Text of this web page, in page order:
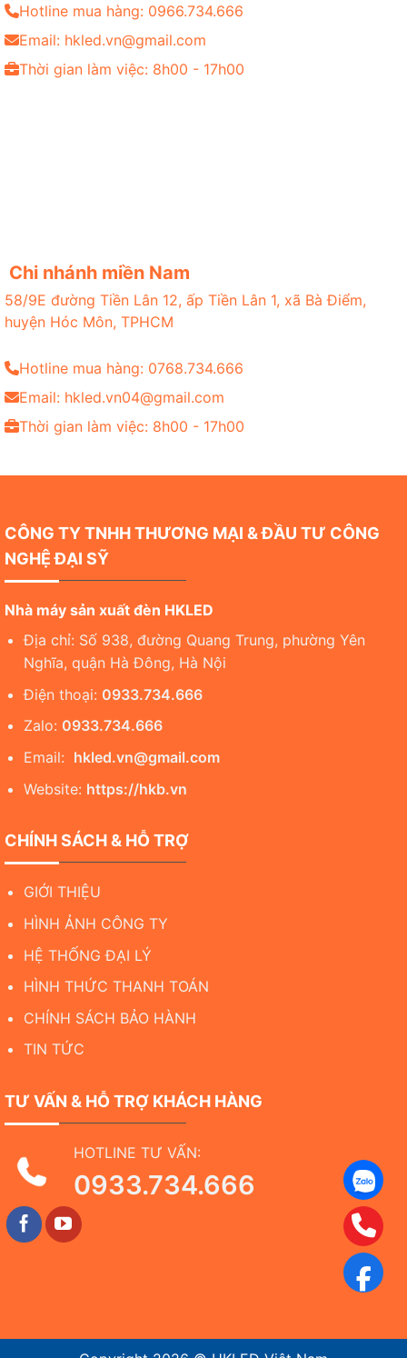
Hotline mua hàng: 0966.734.666
Email: hkled.vn@gmail.com
Thời gian làm việc: 8h00 - 17h00
Chi nhánh miền Nam
58/9E đường Tiền Lân 12, ấp Tiền Lân 1, xã Bà Điểm,
huyện Hóc Môn, TPHCM
Hotline mua hàng: 0768.734.666
Email: hkled.vn04@gmail.com
Thời gian làm việc: 8h00 - 17h00
CÔNG TY TNHH THƯƠNG MẠI & ĐẦU TƯ CÔNG
NGHỆ ĐẠI SỸ
Nhà máy sản xuất đèn HKLED
Địa chỉ: Số 938, đường Quang Trung, phường Yên
Nghĩa, quận Hà Đông, Hà Nội
Điện thoại: 0933.734.666
Zalo: 0933.734.666
Email: hkled.vn@gmail.com
Website: https://hkb.vn
CHÍNH SÁCH & HỖ TRỢ
GIỚI THIỆU
HÌNH ẢNH CÔNG TY
HỆ THỐNG ĐẠI LÝ
HÌNH THỨC THANH TOÁN
CHÍNH SÁCH BẢO HÀNH
TIN TỨC
TƯ VẤN & HỖ TRỢ KHÁCH HÀNG
HOTLINE TƯ VẤN:
0933.734.666